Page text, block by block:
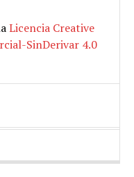
Licencia Creative
SinDerivar 4.0